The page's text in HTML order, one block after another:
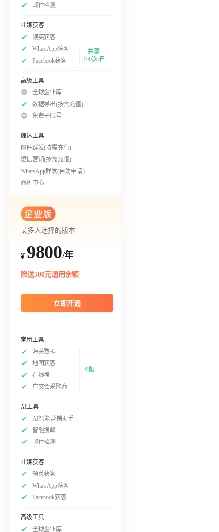
邮件检测
社媒获客
领英获客
WhatsApp获客
Facebook获客
共享
100次/日
高级工具
全球企业库
数据导出(按需充值)
免费子账号
触达工具
邮件群发(按需充值)
短信营销(按需充值)
WhatsApp群发(自助申请)
商机中心
最多人选择的版本
¥ 9800/年
赠送500元通用余额
立即开通
常用工具
海关数据
地图获客
在线搜
广交会采购商
不限
AI工具
AI智能营销助手
智能搜邮
邮件检测
社媒获客
领英获客
WhatsApp获客
Facebook获客
高级工具
全球企业库